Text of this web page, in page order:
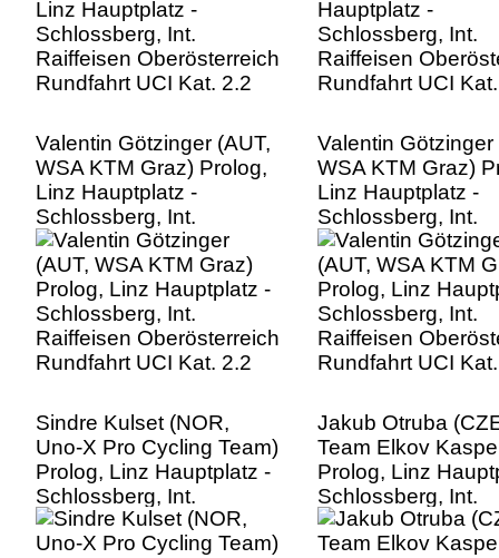
Valentin Götzinger (AUT,
WSA KTM Graz) Prolog,
Linz Hauptplatz -
Schlossberg, Int.
Raiffeisen Oberösterreich
Rundfahrt UCI Kat. 2.2
Valentin Götzinger
WSA KTM Graz)
Linz Hauptplatz -
Schlossberg, Int.
Raiffeisen
Rundfahrt UCI
Sindre Kulset (NOR,
Uno-X Pro Cycling Team)
Prolog, Linz Hauptplatz -
Schlossberg, Int.
Raiffeisen Oberösterreich
Rundfahrt UCI Kat. 2.2
Jakub Otruba
Team Elkov
Prolog, Linz
Schlossberg, Int.
Raiffeisen
Rundfahrt UCI